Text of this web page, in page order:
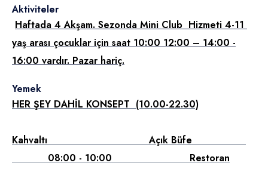
Aktiviteler
Haftada 4 Akşam. Sezonda Mini Club Hizmeti 4-11
yaş arası çocuklar için saat 10:00 12:00 – 14:00 -
16:00 vardır. Pazar hariç.
Yemek
HER ŞEY DAHİL KONSEPT (10.00-22.30)
Kahvaltı Açık Büfe
08:00 - 10:00 Restoran